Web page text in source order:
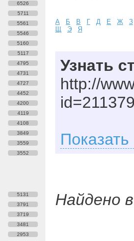
6526
5711
5561
5546
5160
5117
4795
4731
4727
4452
4200
4119
4108
3849
3559
3552
5131
3791
3719
3481
2953
А Б В Г Д Е Ж
З
Щ
Э Я
Узнать
http://
Найдено